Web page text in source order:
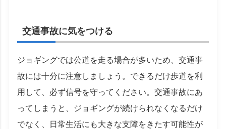
交通事故に気をつける
ジョギングでは公道を走る場合が多いため、交通事
故には十分に注意しましょう。できるだけ歩道を利
用して、必ず信号を守ってください。交通事故にあ
ってしまうと、ジョギングが続けられなくなるだけ
でなく、日常生活にも大きな支障をきたす可能性が